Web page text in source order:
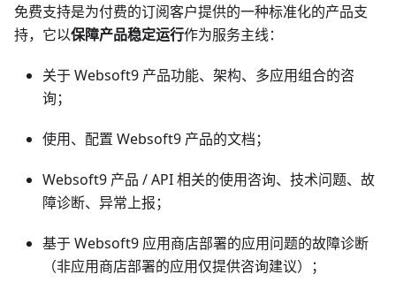
免费支持是为付费的订阅客户提供的一种标准化的产品支
持，它以保障产品稳定运行作为服务主线：
关于 Websoft9 产品功能、架构、多应用组合的咨
询；
使用、配置 Websoft9 产品的文档；
Websoft9 产品 / API 相关的使用咨询、技术问题、故
障诊断、异常上报；
基于 Websoft9 应用商店部署的应用问题的故障诊断
（非应用商店部署的应用仅提供咨询建议）；